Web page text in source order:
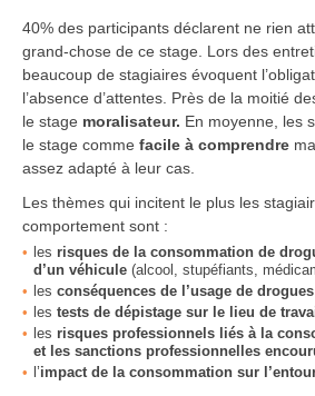
40% des participants déclarent ne rien
grand-chose de ce stage. Lors des
beaucoup de stagiaires évoquent
l’absence d’attentes. Près de la moitié
le stage moralisateur. En moyenne, les
le stage comme facile à comprendre
assez adapté à leur cas.
Les thèmes qui incitent le plus les
comportement sont :
les risques de la consommation de
d’un véhicule (alcool, stupéfiants,
les conséquences de l’usage de
les tests de dépistage sur le lieu de
les risques professionnels liés à la
et les sanctions professionnelles
l’impact de la consommation sur